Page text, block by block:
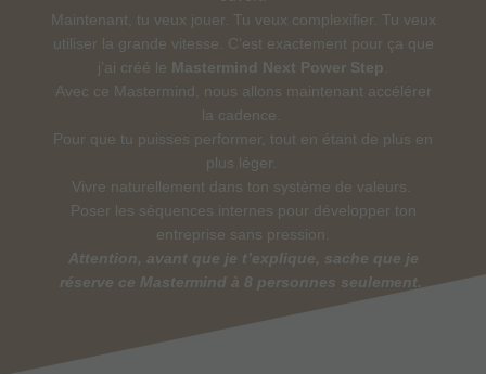
Maintenant, tu veux jouer. Tu veux complexifier. Tu veux
utiliser la grande vitesse. C’est exactement pour ça que
j’ai créé le Mastermind Next Power Step
Avec ce Mastermind, nous allons maintenant accélérer
la cadence.
Pour que tu puisses performer, tout en étant de plus en
plus léger.
Vivre naturellement dans ton système de valeurs.
Poser les séquences internes pour développer ton
entreprise sans pression.
Attention, avant que je t’explique, sache que je
réserve ce Mastermind à 8 personnes seulement.